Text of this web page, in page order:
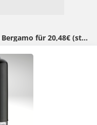
für 20,48€ (statt 40€)